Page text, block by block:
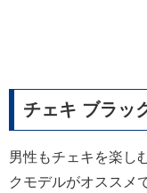
チェキ ブラッ
男性もチェキを楽し
クモデルがオススメ